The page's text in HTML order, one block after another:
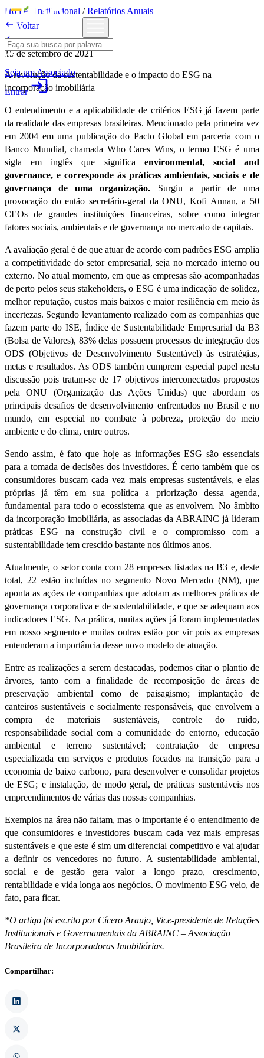
Seja um Associado
Entrarlogin
Home/Institucional /Relatórios Anuais
 Voltar
Artigos
15 de setembro de 2021
A revolução da sustentabilidade e o impacto do ESG na
incorporação imobiliária
O entendimento e a aplicabilidade de critérios ESG já fazem parte
da realidade das empresas brasileiras. Mencionado pela primeira vez
em 2004 em uma publicação do Pacto Global em parceria com o
Banco Mundial, chamada Who Cares Wins, o termo ESG é uma
sigla em inglês que significa environmental, social and
governance, e corresponde às práticas ambientais, sociais e de
governança de uma organização. Surgiu a partir de uma
provocação do então secretário-geral da ONU, Kofi Annan, a 50
CEOs de grandes instituições financeiras, sobre como integrar
fatores sociais, ambientais e de governança no mercado de capitais.
A avaliação geral é de que atuar de acordo com padrões ESG amplia
a competitividade do setor empresarial, seja no mercado interno ou
externo. No atual momento, em que as empresas são acompanhadas
de perto pelos seus stakeholders, o ESG é uma indicação de solidez,
melhor reputação, custos mais baixos e maior resiliência em meio às
incertezas. Segundo levantamento realizado com as companhias que
fazem parte do ISE, Índice de Sustentabilidade Empresarial da B3
(Bolsa de Valores), 83% delas possuem processos de integração dos
ODS (Objetivos de Desenvolvimento Sustentável) às estratégias,
metas e resultados. As ODS também cumprem especial papel nesta
discussão pois tratam-se de 17 objetivos interconectados propostos
pela ONU (Organização das Ações Unidas) que abordam os
principais desafios de desenvolvimento enfrentados no Brasil e no
mundo, em especial no combate à pobreza, proteção do meio
ambiente e do clima, entre outros.
Sendo assim, é fato que hoje as informações ESG são essenciais
para a tomada de decisões dos investidores. É certo também que os
consumidores buscam cada vez mais empresas sustentáveis, e elas
próprias já têm em sua política a priorização dessa agenda,
fundamental para todo o ecossistema que as envolvem. No âmbito
da incorporação imobiliária, as associadas da ABRAINC já lideram
práticas ESG na construção civil e o compromisso com a
sustentabilidade tem crescido bastante nos últimos anos.
Atualmente, o setor conta com 28 empresas listadas na B3 e, deste
total, 22 estão incluídas no segmento Novo Mercado (NM), que
aponta as ações de companhias que adotam as melhores práticas de
governança corporativa e de sustentabilidade, e que se adequam aos
indicadores ESG. Na prática, muitas ações já foram implementadas
em nosso segmento e muitas outras estão por vir pois as empresas
entenderam a importância desse novo modelo de atuação.
Entre as realizações a serem destacadas, podemos citar o plantio de
árvores, tanto com a finalidade de recomposição de áreas de
preservação ambiental como de paisagismo; implantação de
canteiros sustentáveis e socialmente responsáveis, que envolvem a
compra de materiais sustentáveis, controle do ruído,
responsabilidade social com a comunidade do entorno, educação
ambiental e terreno sustentável; contratação de empresa
especializada em serviços e produtos focados na transição para a
economia de baixo carbono, para desenvolver e consolidar projetos
de ESG; e instalação, de modo geral, de práticas sustentáveis nos
empreendimentos de várias das nossas companhias.
Exemplos na área não faltam, mas o importante é o entendimento de
que consumidores e investidores buscam cada vez mais empresas
sustentáveis e que este é sim um diferencial competitivo e vai ajudar
a definir os vencedores no futuro. A sustentabilidade ambiental,
social e de gestão gera valor a longo prazo, crescimento,
rentabilidade e vida longa aos negócios. O movimento ESG veio, de
fato, para ficar.
*O artigo foi escrito por Cícero Araujo, Vice-presidente de Relações
Institucionais e Governamentais da ABRAINC – Associação
Brasileira de Incorporadoras Imobiliárias.
Compartilhar: